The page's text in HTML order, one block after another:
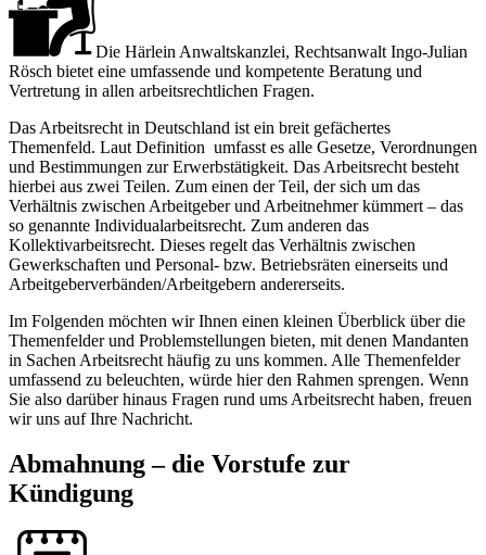
Die Härlein Anwaltskanzlei, Rechtsanwalt Ingo-Julian
Rösch bietet eine umfassende und kompetente Beratung und
Vertretung in allen arbeitsrechtlichen Fragen.
Das Arbeitsrecht in Deutschland ist ein breit gefächertes
Themenfeld. Laut Definition umfasst es alle Gesetze, Verordnungen
und Bestimmungen zur Erwerbstätigkeit. Das Arbeitsrecht besteht
hierbei aus zwei Teilen. Zum einen der Teil, der sich um das
Verhältnis zwischen Arbeitgeber und Arbeitnehmer kümmert – das
so genannte Individualarbeitsrecht. Zum anderen das
Kollektivarbeitsrecht. Dieses regelt das Verhältnis zwischen
Gewerkschaften und Personal- bzw. Betriebsräten einerseits und
Arbeitgeberverbänden/Arbeitgebern andererseits.
Im Folgenden möchten wir Ihnen einen kleinen Überblick über die
Themenfelder und Problemstellungen bieten, mit denen Mandanten
in Sachen Arbeitsrecht häufig zu uns kommen. Alle Themenfelder
umfassend zu beleuchten, würde hier den Rahmen sprengen. Wenn
Sie also darüber hinaus Fragen rund ums Arbeitsrecht haben, freuen
wir uns auf Ihre Nachricht.
Abmahnung – die Vorstufe zur
Kündigung